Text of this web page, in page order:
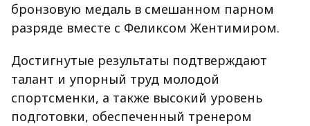
бронзовую медаль в смешанном парном
разряде вместе с Феликсом Жентимиром.
Достигнутые результаты подтверждают
талант и упорный труд молодой
спортсменки, а также высокий уровень
подготовки, обеспеченный тренером